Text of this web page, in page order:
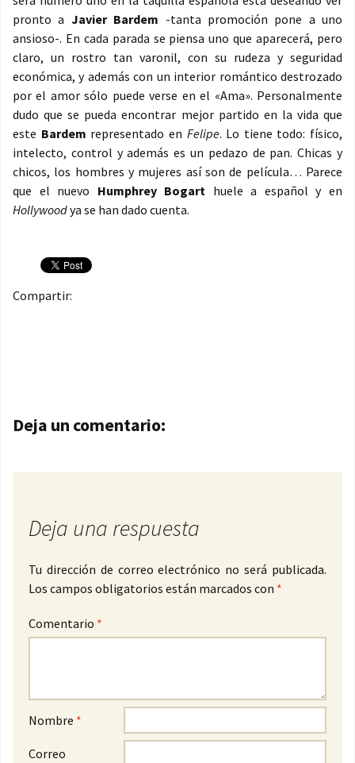
pronto a Javier Bardem -tanta promoción pone a uno
ansioso-. En cada parada se piensa uno que aparecerá, pero
claro, un rostro tan varonil, con su rudeza y seguridad
económica, y además con un interior romántico destrozado
por el amor sólo puede verse en el «Ama». Personalmente
dudo que se pueda encontrar mejor partido en la vida que
este Bardem representado en Felipe. Lo tiene todo: físico,
intelecto, control y además es un pedazo de pan. Chicas y
chicos, los hombres y mujeres así son de película… Parece
que el nuevo Humphrey Bogart huele a español y en
Hollywoodya se han dado cuenta.
Compartir:
Navegación de entradas
Deja un comentario:
Deja una respuesta
Tu dirección de correo electrónico no será publicada.
Los campos obligatorios están marcados con *
Comentario *
Nombre *
Correo